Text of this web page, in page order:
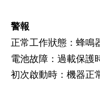
警報
正常工作狀態：蜂鳴
電池故障：過載保護
初次啟動時：機器正